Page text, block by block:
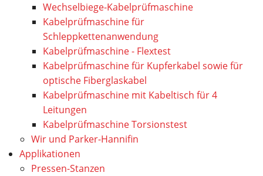
Wechselbiege-Kabelprüfmaschine
Kabelprüfmaschine für
Schleppkettenanwendung
Kabelprüfmaschine - Flextest
Kabelprüfmaschine für Kupferkabel sowie für
optische Fiberglaskabel
Kabelprüfmaschine mit Kabeltisch für 4
Leitungen
Kabelprüfmaschine Torsionstest
Wir und Parker-Hannifin
Applikationen
Pressen-Stanzen